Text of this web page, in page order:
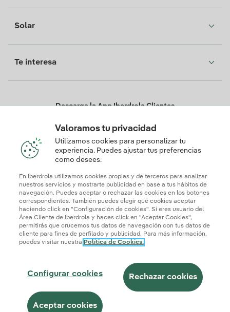
Solar
Te interesa
Descarga la App Iberdrola Clientes
Nuestros certificados de confianza
Seguridad de la InformaciónAccesibilidad
¿Cómo ser colaborador?
Canal de Denuncias
© 2026 Iberdrola Clientes S.A.U.
Valoramos tu privacidad
Utilizamos cookies para personalizar tu
experiencia. Puedes ajustar tus preferencias
como desees.
En Iberdrola utilizamos cookies propias y de terceros para analizar
nuestros servicios y mostrarte publicidad en base a tus hábitos de
navegación. Puedes aceptar o rechazar las cookies en los botones
correspondientes. También puedes elegir qué cookies aceptar
haciendo click en "Configuración de cookies". Si eres usuario del
Área Cliente de Iberdrola y haces click en "Aceptar Cookies",
permitirás que crucemos tus datos de navegación con tus datos de
cliente para fines de perfilado y publicidad. Para más información,
puedes visitar nuestra Política de Cookies.
Configurar cookies Rechazar cookies
Aceptar cookies